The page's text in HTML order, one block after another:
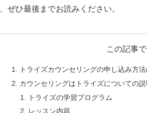
ぜひ最後までお読みください。
この記事
トライズカウンセリングの申し込み方
カウンセリングはトライズについての
トライズの学習プログラム
レッスン内容